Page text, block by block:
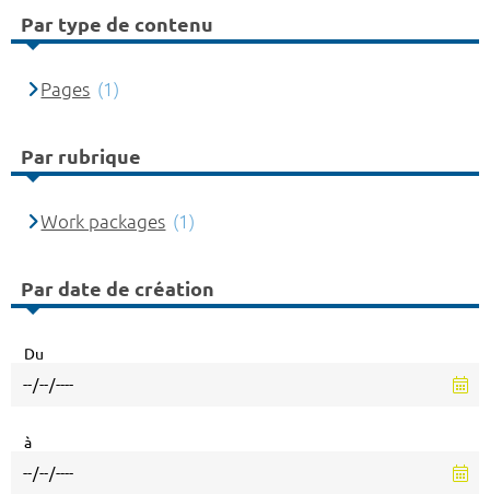
Par type de contenu
Pages (1)
Par rubrique
Work packages (1)
Par date de création
Du
à